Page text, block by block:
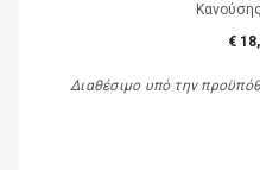
€
Διαθέσιμο υπό την